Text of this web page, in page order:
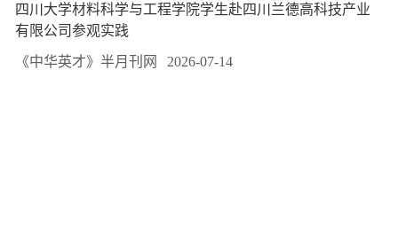
四川大学材料科学与工程学院学生赴四川兰德高科技产业
有限公司参观实践
《中华英才》半月刊网 2026-07-14